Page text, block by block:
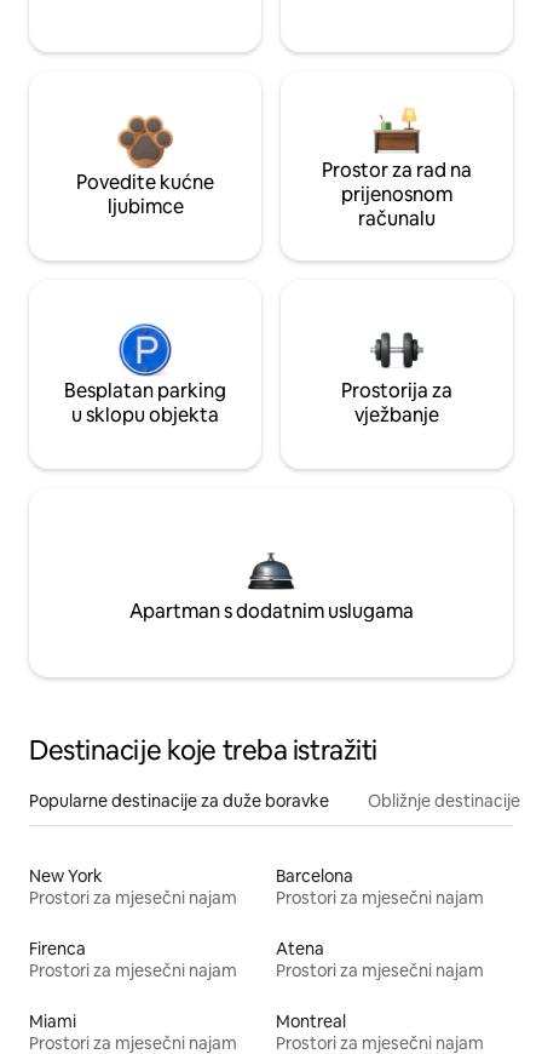
Povedite kućne
ljubimce
Prostor za rad na
prijenosnom
računalu
Besplatan parking
u sklopu objekta
Prostorija za
vježbanje
Apartman s dodatnim uslugama
Destinacije koje treba istražiti
Popularne destinacije za duže boravke Obližnje destinacije
New York
Prostori za mjesečni najam
Barcelona
Prostori za mjesečni najam
Firenca
Prostori za mjesečni najam
Atena
Prostori za mjesečni najam
Miami
Prostori za mjesečni najam
Montreal
Prostori za mjesečni najam